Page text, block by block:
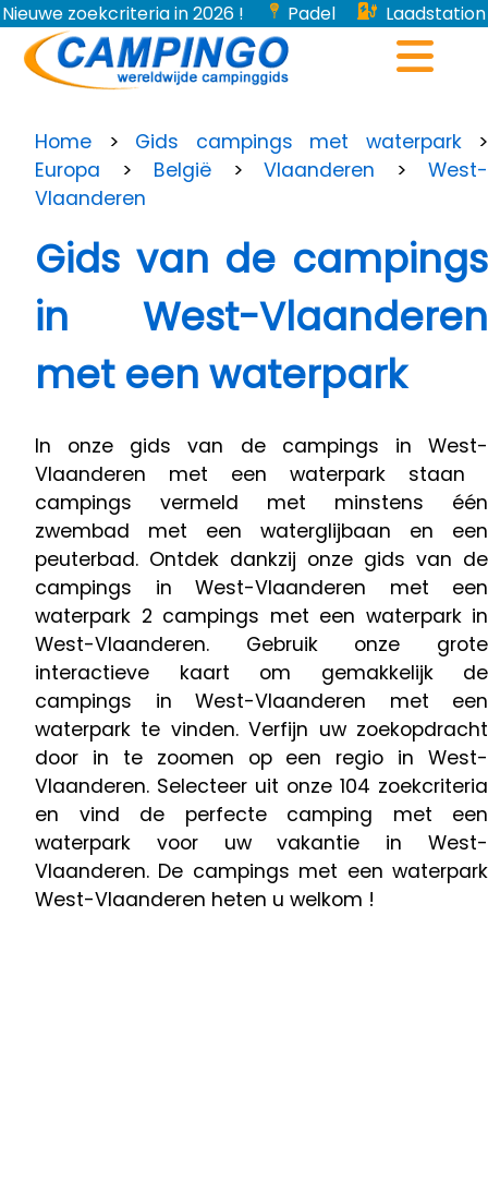
Nieuwe zoekcriteria in 2026 ! Padel
Laadstation
voor elektrische voertuigen...
Home > Gids campings met waterpark>
Europa > België>Vlaanderen >West-
Vlaanderen
Gids van de campings
in West-Vlaanderen
met een waterpark
In onze gids van de campings in West-
Vlaanderen met een waterpark staan ​​
campings vermeld met minstens één
zwembad met een waterglijbaan en een
peuterbad. Ontdek dankzij onze gids van de
campings in West-Vlaanderen met een
waterpark 2 campings met een waterpark in
West-Vlaanderen. Gebruik onze grote
interactieve kaart om gemakkelijk de
campings in West-Vlaanderen met een
waterpark te vinden. Verfijn uw zoekopdracht
door in te zoomen op een regio in West-
Vlaanderen. Selecteer uit onze 104 zoekcriteria
en vind de perfecte camping met een
waterpark voor uw vakantie in West-
Vlaanderen. De campings met een waterpark
West-Vlaanderen heten u welkom !